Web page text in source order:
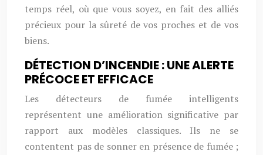
temps réel, où que vous soyez, en fait des alliés
précieux pour la sûreté de vos proches et de vos
biens.
DÉTECTION D’INCENDIE : UNE ALERTE
PRÉCOCE ET EFFICACE
Les détecteurs de fumée intelligents
représentent une amélioration significative par
rapport aux modèles classiques. Ils ne se
contentent pas de sonner en présence de fumée ;